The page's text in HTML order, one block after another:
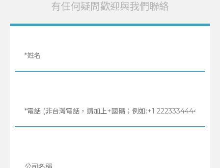
有任何疑問歡迎與我們聯絡